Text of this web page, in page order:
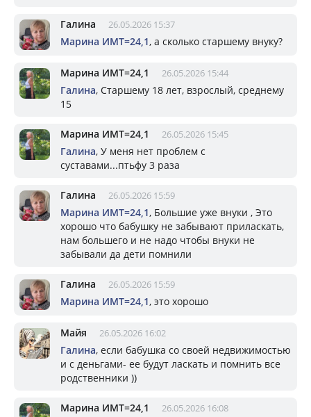
Галина 26.05.2026 15:37
Марина ИМТ=24,1, а сколько старшему внуку?
Марина ИМТ=24,1 26.05.2026 15:44
Галина, Старшему 18 лет, взрослый, среднему
15
Марина ИМТ=24,1 26.05.2026 15:45
Галина, У меня нет проблем с
суставами...птьфу 3 раза
Галина 26.05.2026 15:59
Марина ИМТ=24,1, Большие уже внуки , Это
хорошо что бабушку не забывают приласкать,
нам большего и не надо чтобы внуки не
забывали да дети помнили
Галина 26.05.2026 15:59
Марина ИМТ=24,1, это хорошо
Майя 26.05.2026 16:02
Галина, если бабушка со своей недвижимостью
и с деньгами- ее будут ласкать и помнить все
родственники ))
Марина ИМТ=24,1 26.05.2026 16:08